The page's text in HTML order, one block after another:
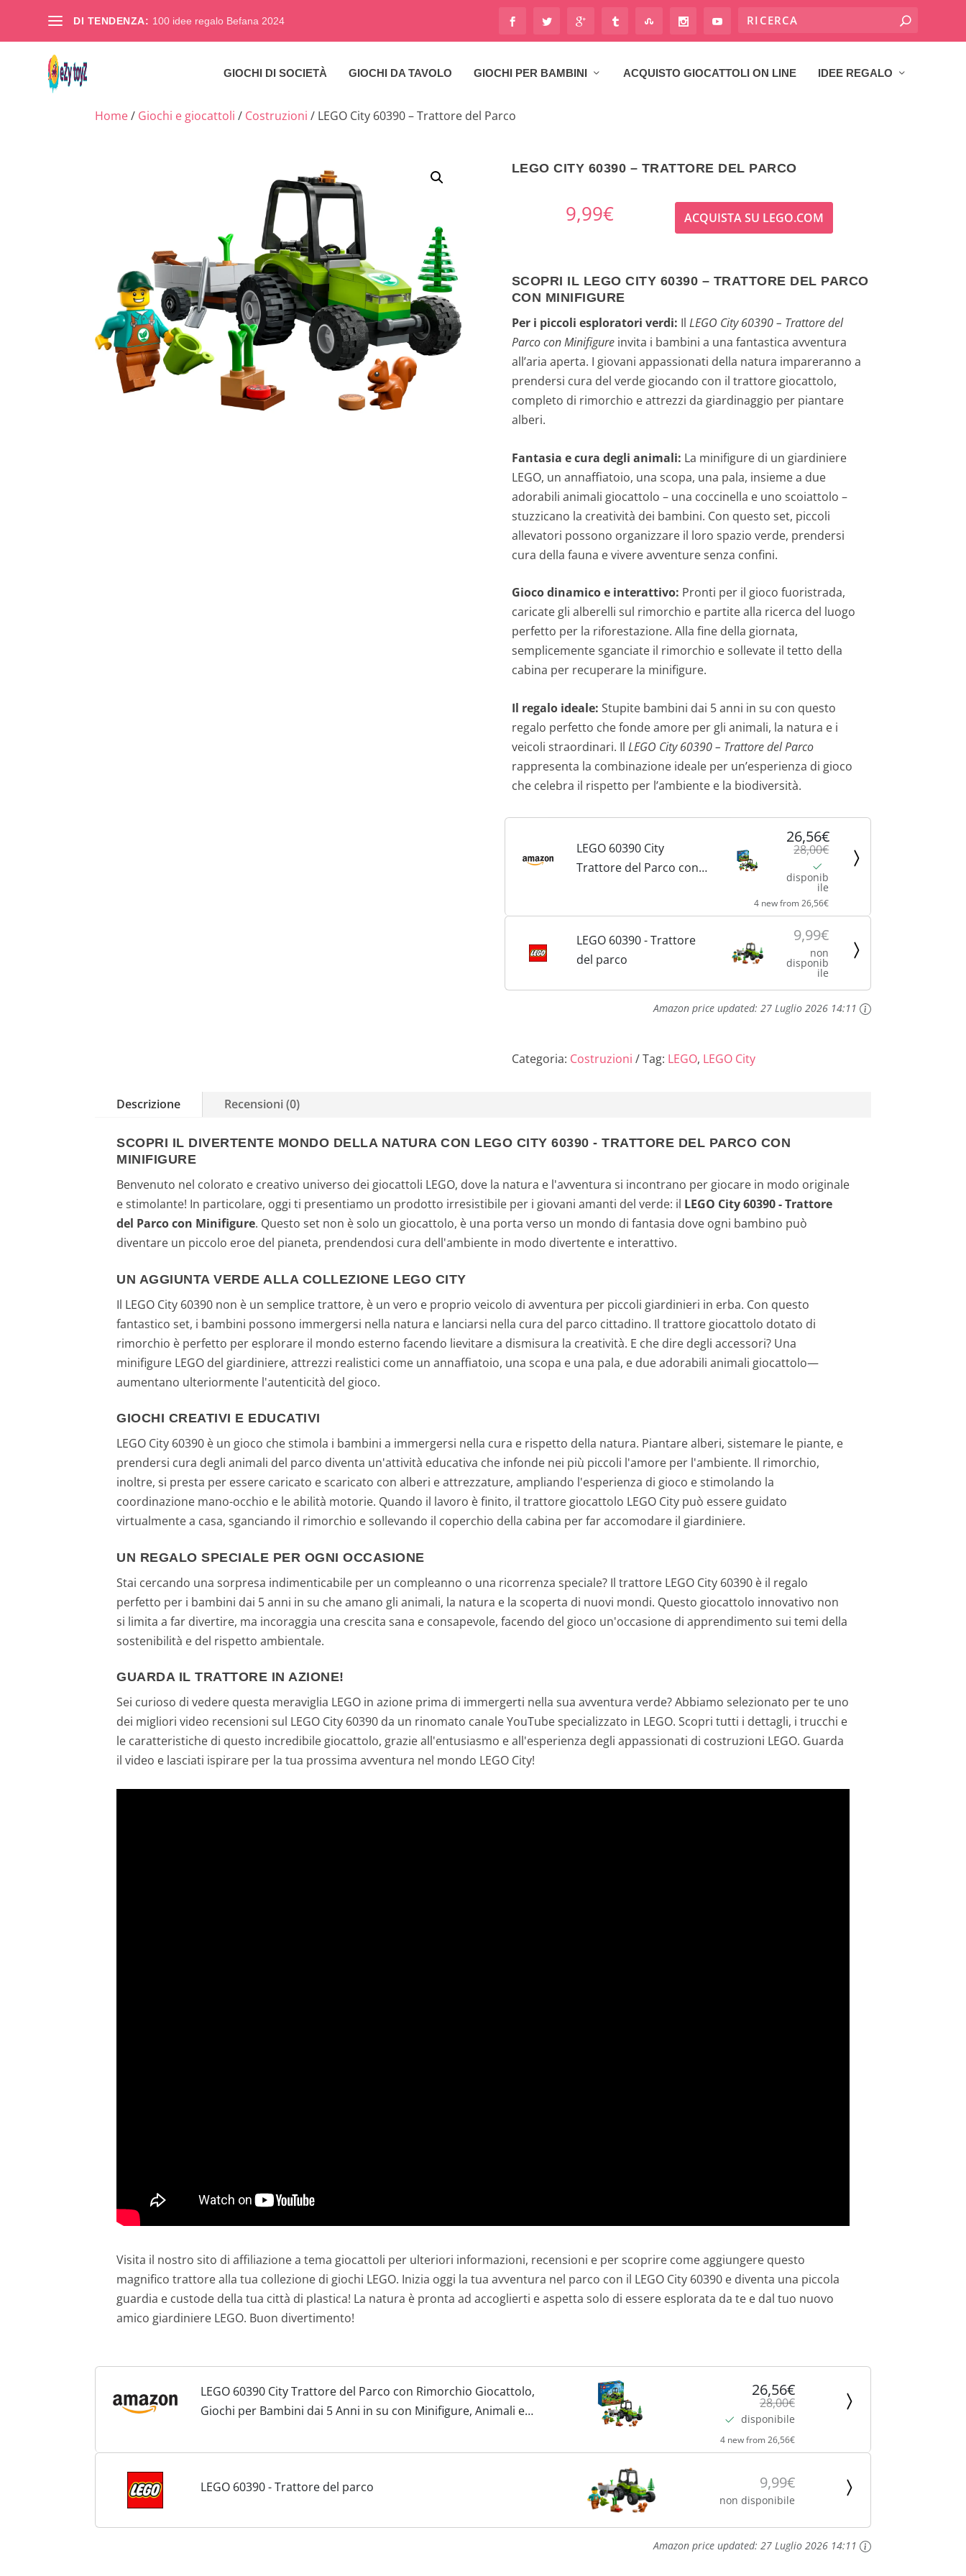
DI TENDENZA: 100 idee regalo Befana 2024
GIOCHI DI SOCIETÀ GIOCHI DA TAVOLO GIOCHI PER BAMBINI ACQUISTO GIOCATTOLI ON LINE IDEE REGALO
Home/ Giochi e giocattoli / Costruzioni / LEGO City 60390 – Trattore del Parco
LEGO CITY 60390 – TRATTORE DEL PARCO
9,99€ ACQUISTA SU LEGO.COM
SCOPRI IL LEGO CITY 60390 – TRATTORE DEL PARCO
CON MINIFIGURE
Per i piccoli esploratori verdi: Il LEGO City 60390 – Trattore del
Parco con Minifigureinvita i bambini a una fantastica avventura
all’aria aperta. I giovani appassionati della natura impareranno a
prendersi cura del verde giocando con il trattore giocattolo,
completo di rimorchio e attrezzi da giardinaggio per piantare
alberi.
Fantasia e cura degli animali: La minifigure di un giardiniere
LEGO, un annaffiatoio, una scopa, una pala, insieme a due
adorabili animali giocattolo – una coccinella e uno scoiattolo –
stuzzicano la creatività dei bambini. Con questo set, piccoli
allevatori possono organizzare il loro spazio verde, prendersi
cura della fauna e vivere avventure senza confini.
Gioco dinamico e interattivo: Pronti per il gioco fuoristrada,
caricate gli alberelli sul rimorchio e partite alla ricerca del luogo
perfetto per la riforestazione. Alla fine della giornata,
semplicemente sganciate il rimorchio e sollevate il tetto della
cabina per recuperare la minifigure.
Il regalo ideale: Stupite bambini dai 5 anni in su con questo
regalo perfetto che fonde amore per gli animali, la natura e i
veicoli straordinari. Il LEGO City 60390 – Trattore del Parco
rappresenta la combinazione ideale per un’esperienza di gioco
che celebra il rispetto per l’ambiente e la biodiversità.
LEGO 60390 City
Trattore del Parco con
Minifigure, Animali e
Veicolo Agricolo, Idea
26,56€
28,00€
disponib
ile
4 new from 26,56€
LEGO 60390 - Trattore
del parco
9,99€
non
disponib
ile
Amazon price updated: 27 Luglio 2026 14:11
Categoria: Costruzioni Tag: LEGO, LEGO City
Descrizione Recensioni (0)
SCOPRI IL DIVERTENTE MONDO DELLA NATURA CON LEGO CITY 60390 - TRATTORE DEL PARCO CON
MINIFIGURE
Benvenuto nel colorato e creativo universo dei giocattoli LEGO, dove la natura e l'avventura si incontrano per giocare in modo originale
e stimolante! In particolare, oggi ti presentiamo un prodotto irresistibile per i giovani amanti del verde: il LEGO City 60390 - Trattore
del Parco con Minifigure. Questo set non è solo un giocattolo, è una porta verso un mondo di fantasia dove ogni bambino può
diventare un piccolo eroe del pianeta, prendendosi cura dell'ambiente in modo divertente e interattivo.
UN AGGIUNTA VERDE ALLA COLLEZIONE LEGO CITY
Il LEGO City 60390 non è un semplice trattore, è un vero e proprio veicolo di avventura per piccoli giardinieri in erba. Con questo
fantastico set, i bambini possono immergersi nella natura e lanciarsi nella cura del parco cittadino. Il trattore giocattolo dotato di
rimorchio è perfetto per esplorare il mondo esterno facendo lievitare a dismisura la creatività. E che dire degli accessori? Una
minifigure LEGO del giardiniere, attrezzi realistici come un annaffiatoio, una scopa e una pala, e due adorabili animali giocattolo—
aumentano ulteriormente l'autenticità del gioco.
GIOCHI CREATIVI E EDUCATIVI
LEGO City 60390 è un gioco che stimola i bambini a immergersi nella cura e rispetto della natura. Piantare alberi, sistemare le piante, e
prendersi cura degli animali del parco diventa un'attività educativa che infonde nei più piccoli l'amore per l'ambiente. Il rimorchio,
inoltre, si presta per essere caricato e scaricato con alberi e attrezzature, ampliando l'esperienza di gioco e stimolando la
coordinazione mano-occhio e le abilità motorie. Quando il lavoro è finito, il trattore giocattolo LEGO City può essere guidato
virtualmente a casa, sganciando il rimorchio e sollevando il coperchio della cabina per far accomodare il giardiniere.
UN REGALO SPECIALE PER OGNI OCCASIONE
Stai cercando una sorpresa indimenticabile per un compleanno o una ricorrenza speciale? Il trattore LEGO City 60390 è il regalo
perfetto per i bambini dai 5 anni in su che amano gli animali, la natura e la scoperta di nuovi mondi. Questo giocattolo innovativo non
si limita a far divertire, ma incoraggia una crescita sana e consapevole, facendo del gioco un'occasione di apprendimento sui temi della
sostenibilità e del rispetto ambientale.
GUARDA IL TRATTORE IN AZIONE!
Sei curioso di vedere questa meraviglia LEGO in azione prima di immergerti nella sua avventura verde? Abbiamo selezionato per te uno
dei migliori video recensioni sul LEGO City 60390 da un rinomato canale YouTube specializzato in LEGO. Scopri tutti i dettagli, i trucchi e
le caratteristiche di questo incredibile giocattolo, grazie all'entusiasmo e all'esperienza degli appassionati di costruzioni LEGO. Guarda
il video e lasciati ispirare per la tua prossima avventura nel mondo LEGO City!
Visita il nostro sito di affiliazione a tema giocattoli per ulteriori informazioni, recensioni e per scoprire come aggiungere questo
magnifico trattore alla tua collezione di giochi LEGO. Inizia oggi la tua avventura nel parco con il LEGO City 60390 e diventa una piccola
guardia e custode della tua città di plastica! La natura è pronta ad accoglierti e aspetta solo di essere esplorata da te e dal tuo nuovo
amico giardiniere LEGO. Buon divertimento!
LEGO 60390 City Trattore del Parco con Rimorchio Giocattolo,
Giochi per Bambini dai 5 Anni in su con Minifigure, Animali e
26,56€
28,00€
disponibile
4 new from 26,56€
LEGO 60390 - Trattore del parco 9,99€
non disponibile
Amazon price updated: 27 Luglio 2026 14:11